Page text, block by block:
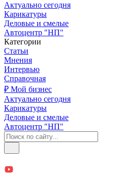
Актуально сегодня
Карикатуры
Деловые и смелые
Автоцентр "НП"
Категории
Статьи
Мнения
Интервью
Справочная
₽ Мой бизнес
Актуально сегодня
Карикатуры
Деловые и смелые
Автоцентр "НП"